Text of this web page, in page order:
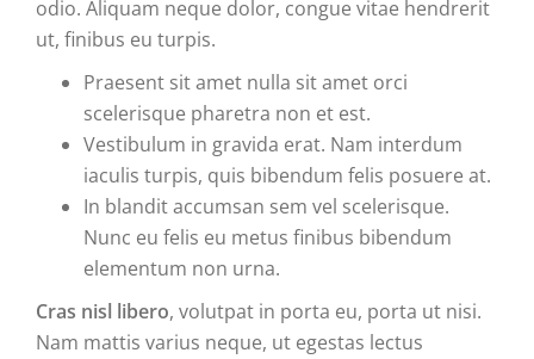
odio. Aliquam neque dolor, congue vitae hendrerit
ut, finibus eu turpis.
Praesent sit amet nulla sit amet orci
scelerisque pharetra non et est.
Vestibulum in gravida erat. Nam interdum
iaculis turpis, quis bibendum felis posuere at.
In blandit accumsan sem vel scelerisque.
Nunc eu felis eu metus finibus bibendum
elementum non urna.
Cras nisl libero, volutpat in porta eu, porta ut nisi.
Nam mattis varius neque, ut egestas lectus